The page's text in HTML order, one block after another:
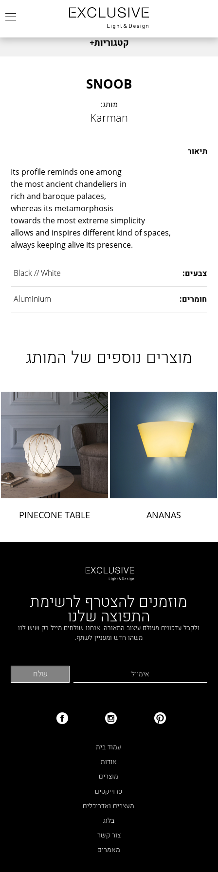
קטגוריות+
FABBIAN
DIESEL
FONTANA ARTE
DCW
KREON
LAMBERT & FILS
ROGER PRADIER
PORSCHE
צמודי קיר
צמוד תקרה
תלייה
זרקור
כל המוצרים
SNOOB
מותג:
Karman
תיאור
Its profile reminds one among
the most ancient chandeliers in
rich and baroque palaces,
whereas its metamorphosis
towards the most extreme simplicity
allows and inspires different kind of spaces,
always keeping alive its presence.
צבעים: Black // White
חומרים: Aluminium
מוצרים נוספים של המותג
ANANAS
PINECONE TABLE
מוזמנים להצטרף לרשימת
התפוצה שלנו
ולקבל עדכונים מעולם עיצוב התאורה. אנחנו שולחים מייל רק שיש לנו
משהו חדש ומעניין לשתף.
עמוד בית
אודות
מוצרים
פרוייקטים
מעצבים ואדריכלים
בלוג
צור קשר
מאמרים